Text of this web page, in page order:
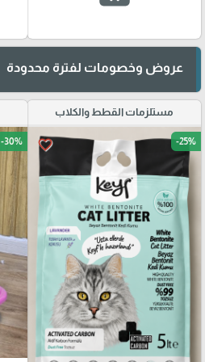
عروض وخصومات لفترة محدودة
مستلزمات القطط والكلاب
favorite_border -25%
-30%